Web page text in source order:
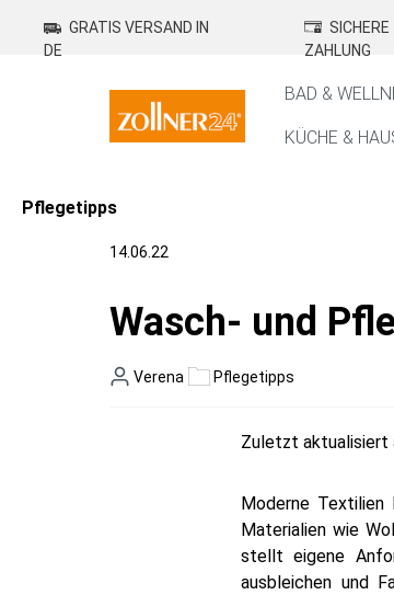
Zur Hauptnavigation springen
GRATIS VERSAND IN
DE
SICHERE
ZAHLUNG
BAD &
KÜCHE &
Pflegetipps
14.06.22
Wasch- und
Verena Pflegetipps
Zuletzt aktualisiert
Moderne
Materialien wie
stellt eigene
ausbleichen und